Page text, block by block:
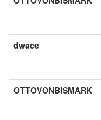
dwace
OTTOVONBISMARK